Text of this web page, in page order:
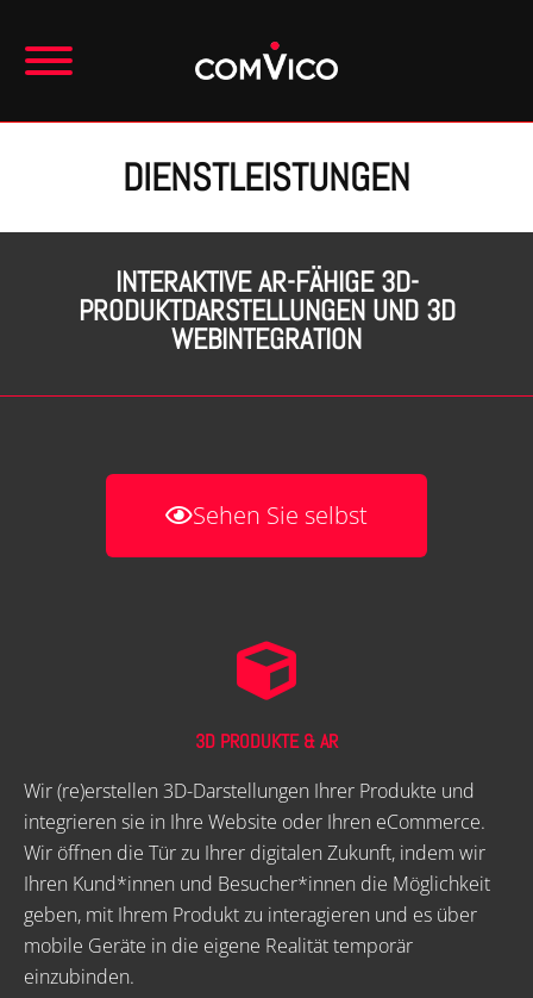
DIENSTLEISTUNGEN
INTERAKTIVE AR-FÄHIGE 3D-
PRODUKTDARSTELLUNGEN UND 3D
WEBINTEGRATION
Sehen Sie selbst
3D PRODUKTE & AR
Wir (re)erstellen 3D-Darstellungen Ihrer Produkte und
integrieren sie in Ihre Website oder Ihren eCommerce.
Wir öffnen die Tür zu Ihrer digitalen Zukunft, indem wir
Ihren Kund*innen und Besucher*innen die Möglichkeit
geben, mit Ihrem Produkt zu interagieren und es über
mobile Geräte in die eigene Realität temporär
einzubinden.